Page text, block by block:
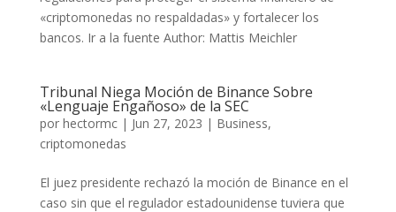
«criptomonedas no respaldadas» y fortalecer los
bancos. Ir a la fuente Author: Mattis Meichler
Tribunal Niega Moción de Binance Sobre
«Lenguaje Engañoso» de la SEC
por hectormc| Jun 27, 2023 | Business,
criptomonedas
El juez presidente rechazó la moción de Binance en el
caso sin que el regulador estadounidense tuviera que